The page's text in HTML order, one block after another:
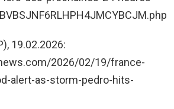
19.02.2026:
2026/02/19/france-
alert-as-storm-pedro-hits-